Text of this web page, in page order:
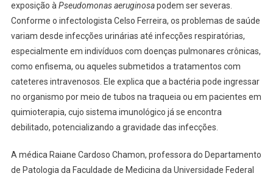
exposição àPseudomonas aeruginosapodem ser severas.
Conforme o infectologista Celso Ferreira, os problemas de saúde
variam desde infecções urinárias até infecções respiratórias,
especialmente em indivíduos com doenças pulmonares crônicas,
como enfisema, ou aqueles submetidos a tratamentos com
cateteres intravenosos. Ele explica que a bactéria pode ingressar
no organismo por meio de tubos na traqueia ou em pacientes em
quimioterapia, cujo sistema imunológico já se encontra
debilitado, potencializando a gravidade das infecções.
A médica Raiane Cardoso Chamon, professora do Departamento
de Patologia da Faculdade de Medicina da Universidade Federal